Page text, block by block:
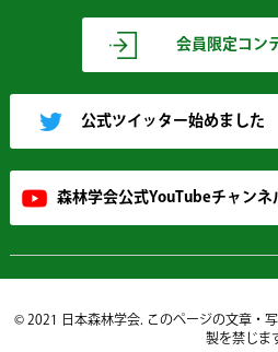
会員限定コン
公式ツイッター始めました
森林学会公式YouTubeチャンネ
© 2021 日本森林学会. このページの文章・
製を禁じま